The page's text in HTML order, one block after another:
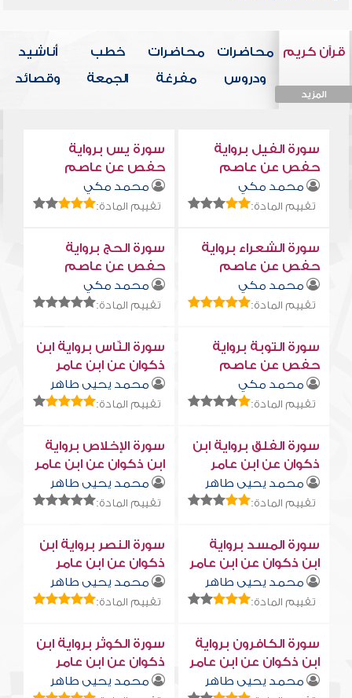
قرآن كريم
المزيد
محاضرات
ودروس
محاضرات
مفرغة
خطب
الجمعة
أناشيد
وقصائد
سورة الفيل برواية
حفص عن عاصم
محمد مكي
تقييم المادة:
سورة يس برواية
حفص عن عاصم
محمد مكي
تقييم المادة:
سورة الشعراء برواية
حفص عن عاصم
محمد مكي
تقييم المادة:
سورة الحج برواية
حفص عن عاصم
محمد مكي
تقييم المادة:
سورة التوبة برواية
حفص عن عاصم
محمد مكي
تقييم المادة:
سورة النّاس برواية ابن
ذكوان عن ابن عامر
محمد يحيى طاهر
تقييم المادة:
سورة الفلق برواية ابن
ذكوان عن ابن عامر
محمد يحيى طاهر
تقييم المادة:
سورة الإخلاص برواية
ابن ذكوان عن ابن عامر
محمد يحيى طاهر
تقييم المادة:
سورة المسد برواية
ابن ذكوان عن ابن عامر
محمد يحيى طاهر
تقييم المادة:
سورة النصر برواية ابن
ذكوان عن ابن عامر
محمد يحيى طاهر
تقييم المادة:
سورة الكافرون برواية
ابن ذكوان عن ابن عامر
محمد يحيى طاهر
سورة الكوثر برواية ابن
ذكوان عن ابن عامر
محمد يحيى طاهر